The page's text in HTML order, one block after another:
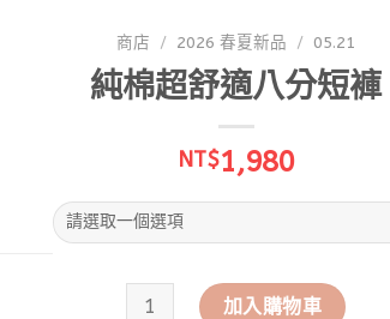
商店 / 2026 春夏新品 / 05.21
純棉超舒適八分短褲
NT$1,980
純棉超舒適八分短褲 數量
加入購物車